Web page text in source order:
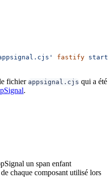
fastify start
fichier appsignal.cjs qui a été
.
un span enfant
chaque composant utilisé lors